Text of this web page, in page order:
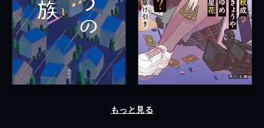
もっと見る